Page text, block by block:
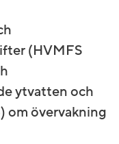
(HVMFS
ytvatten och
om övervakning